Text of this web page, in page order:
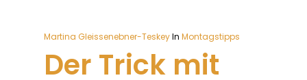
Martina Gleissenebner-TeskeyIn Montagstipps
Der Trick mit